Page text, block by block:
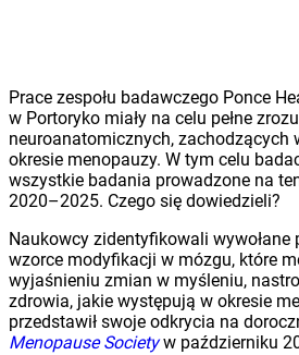
Prace zespołu badawczego Ponce
w Portoryko miały na celu pełne
neuroanatomicznych, zachodzących
okresie menopauzy. W tym celu
wszystkie badania prowadzone na
2020–2025. Czego się dowiedzieli?
Naukowcy zidentyfikowali wywołane
wzorce modyfikacji w mózgu, które
wyjaśnieniu zmian w myśleniu,
zdrowia, jakie występują w okresie
przedstawił swoje odkrycia na
Menopause Societyw październiku